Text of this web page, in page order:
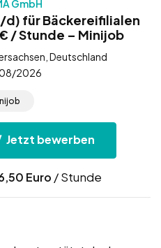
GmbH
für Bäckereifilialen
/ Stunde – Minijob
Deutschland
2026
Jetzt bewerben
Euro / Stunde